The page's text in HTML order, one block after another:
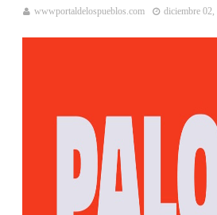
wwwportaldelospueblos.com diciembre 02,